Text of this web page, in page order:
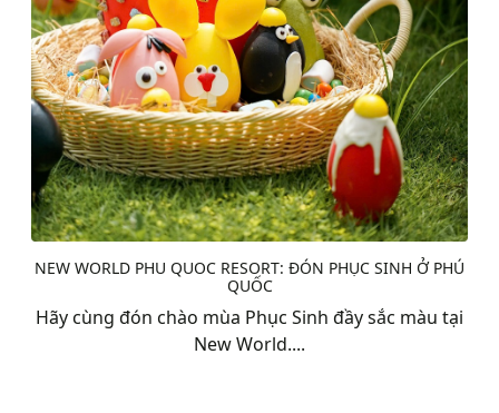
NEW WORLD PHU QUOC RESORT: ĐÓN PHỤC SINH Ở PHÚ
QUỐC
Hãy cùng đón chào mùa Phục Sinh đầy sắc màu tại
New World....